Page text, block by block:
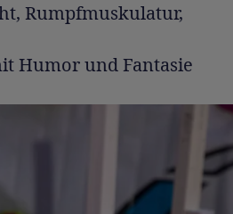
Rumpfmuskulatur,
Humor und Fantasie